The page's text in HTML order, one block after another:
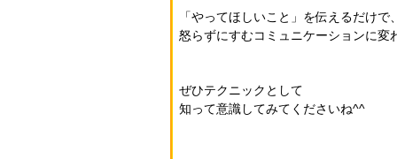
「やってほしいこと」を伝えるだけで、
怒らずにすむコミュニケーションに変
ぜひテクニックとして
知って意識してみてくださいね^^